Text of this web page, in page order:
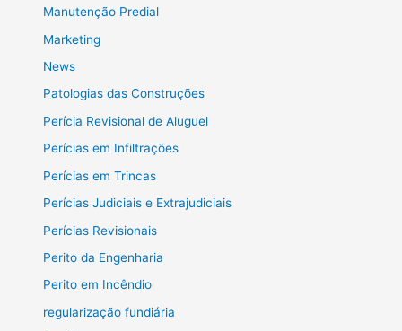
Manutenção Predial
Marketing
News
Patologias das Construções
Perícia Revisional de Aluguel
Perícias em Infiltrações
Perícias em Trincas
Perícias Judiciais e Extrajudiciais
Perícias Revisionais
Perito da Engenharia
Perito em Incêndio
regularização fundiária